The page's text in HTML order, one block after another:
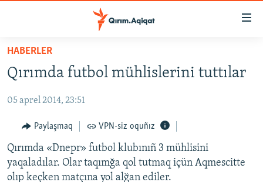
Esas
qaytmaq
navigatsiyağa
qaytmaq
Qıdıruvğa
qaytmaq
HABERLER
SİYASET
İQTİSADİYAT
CEMİYET
MEDENİYET
İNSAN AQLARI
HABERLER
Qırımda futbol mühlislerini tuttılar
05 aprel 2014, 23:51
Paylaşmaq VPN-siz oquñız
Qırımda «Dnepr» futbol klubınıñ 3 mühlisini
yaqaladılar. Olar taqımğa qol tutmaq içün Aqmescitte
olıp keçken matçına yol alğan ediler.